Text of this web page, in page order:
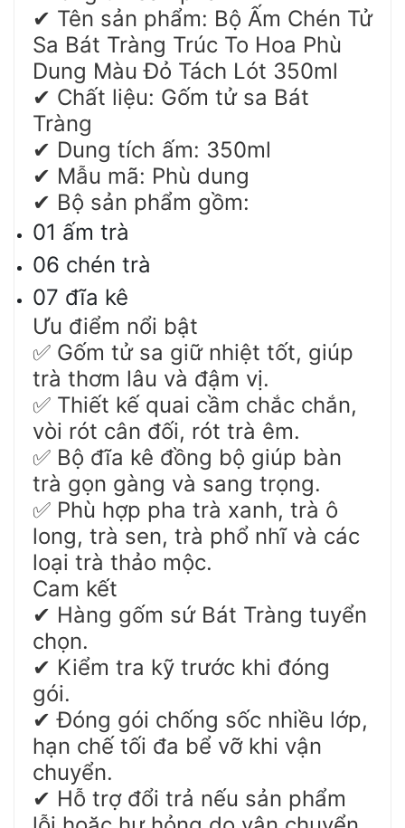
✔ Tên sản phẩm: Bộ Ấm Chén Tử
Sa Bát Tràng Trúc To Hoa Phù
Dung Màu Đỏ Tách Lót 350ml
✔ Chất liệu: Gốm tử sa Bát
Tràng
✔ Dung tích ấm: 350ml
✔ Mẫu mã: Phù dung
✔ Bộ sản phẩm gồm:
01 ấm trà
06 chén trà
07 đĩa kê
Ưu điểm nổi bật
✅ Gốm tử sa giữ nhiệt tốt, giúp
trà thơm lâu và đậm vị.
✅ Thiết kế quai cầm chắc chắn,
vòi rót cân đối, rót trà êm.
✅ Bộ đĩa kê đồng bộ giúp bàn
trà gọn gàng và sang trọng.
✅ Phù hợp pha trà xanh, trà ô
long, trà sen, trà phổ nhĩ và các
loại trà thảo mộc.
Cam kết
✔ Hàng gốm sứ Bát Tràng tuyển
chọn.
✔ Kiểm tra kỹ trước khi đóng
gói.
✔ Đóng gói chống sốc nhiều lớp,
hạn chế tối đa bể vỡ khi vận
chuyển.
✔ Hỗ trợ đổi trả nếu sản phẩm